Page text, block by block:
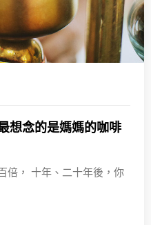
想念的是媽媽的咖啡
倍， 十年、二十年後，你